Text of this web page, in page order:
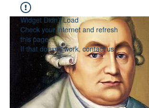
Widget Didn’t Load
Check your internet and refresh
this page.
If that doesn’t work, contact us.